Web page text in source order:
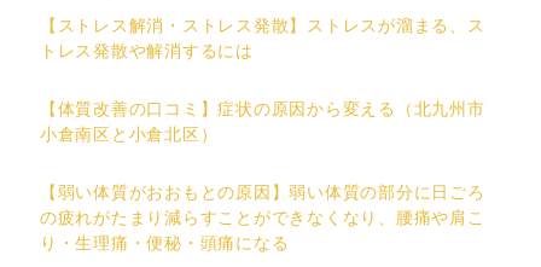
【ストレス解消・ストレス発散】ストレスが溜まる、ス
トレス発散や解消するには
【体質改善の口コミ】症状の原因から変える（北九州市
小倉南区と小倉北区）
【弱い体質がおおもとの原因】弱い体質の部分に日ごろ
の疲れがたまり減らすことができなくなり、腰痛や肩こ
り・生理痛・便秘・頭痛になる